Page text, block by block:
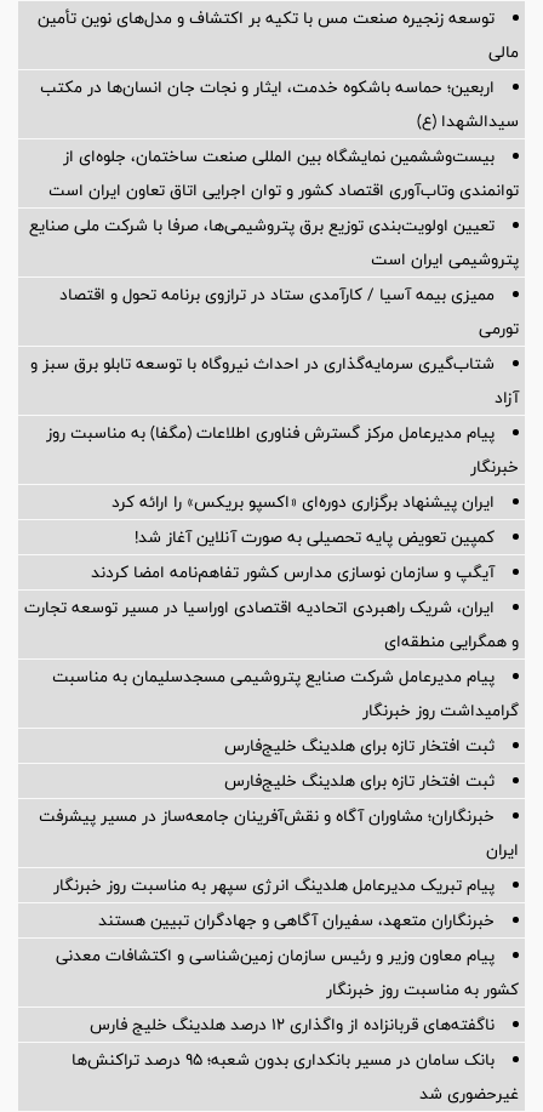
توسعه زنجیره صنعت مس با تکیه بر اکتشاف و مدل‌های نوین تأمین
مالی
اربعین؛ حماسه باشکوه خدمت، ایثار و نجات جان انسان‌ها در مکتب
سیدالشهدا (ع)
بیست‌وششمین نمایشگاه بین المللی صنعت ساختمان، جلوه‌ای از
توانمندی وتاب‌آوری اقتصاد کشور و توان اجرایی اتاق تعاون ایران است
تعیین اولویت‌بندی توزیع برق پتروشیمی‌ها، صرفا با شرکت ملی صنایع
پتروشیمی ایران است
ممیزی بیمه آسیا / کارآمدی ستاد در ترازوی برنامه تحول و اقتصاد
تورمی
شتاب‌گیری سرمایه‌گذاری در احداث نیروگاه با توسعه تابلو برق سبز و
آزاد
پیام مدیرعامل مرکز گسترش فناوری اطلاعات (مگفا) به مناسبت روز
خبرنگار
ایران پیشنهاد برگزاری دوره‌ای «اکسپو بریکس» را ارائه کرد
کمپین تعویض پایه تحصیلی به صورت آنلاین آغاز شد!
آیگپ و سازمان نوسازی مدارس کشور تفاهم‌نامه امضا کردند
ایران، شریک راهبردی اتحادیه اقتصادی اوراسیا در مسیر توسعه تجارت
و همگرایی منطقه‌ای
پیام مدیرعامل شركت صنایع پتروشیمی مسجدسلیمان به مناسبت
گرامیداشت روز خبرنگار
ثبت افتخار تازه برای هلدینگ خلیج‌فارس
ثبت افتخار تازه برای هلدینگ خلیج‌فارس
خبرنگاران؛ مشاوران آگاه و نقش‌آفرینان جامعه‌ساز در مسیر پیشرفت
ایران
پیام تبریک مدیرعامل هلدینگ انرژی سپهر به مناسبت روز خبرنگار
خبرنگاران متعهد، سفیران آگاهی و جهادگران تبیین هستند
پیام معاون وزیر و رئیس سازمان زمین‌شناسی و اکتشافات معدنی
کشور به مناسبت روز خبرنگار
ناگفته‌های قربانزاده از واگذاری ۱۲ درصد هلدینگ خلیج فارس
بانک سامان در مسیر بانکداری بدون شعبه؛ ۹۵ درصد تراکنش‌ها
غیرحضوری شد